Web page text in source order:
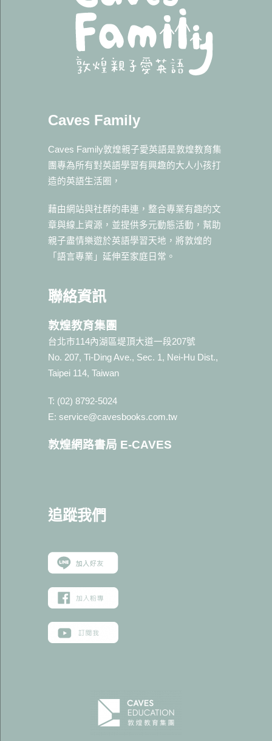
Caves Family
Caves Family敦煌親子愛英語是敦煌教育集
團專為所有對英語學習有興趣的大人小孩打
造的英語生活圈，
藉由網站與社群的串連，整合專業有趣的文
章與線上資源，並提供多元動態活動，幫助
親子盡情樂遊於英語學習天地，將敦煌的
「語言專業」延伸至家庭日常。
聯絡資訊
敦煌教育集團
台北市114內湖區堤頂大道一段207號
No. 207, Ti-Ding Ave., Sec. 1, Nei-Hu Dist.,
Taipei 114, Taiwan
T: (02) 8792-5024
E: service@cavesbooks.com.tw
敦煌網路書局 E-CAVES
追蹤我們